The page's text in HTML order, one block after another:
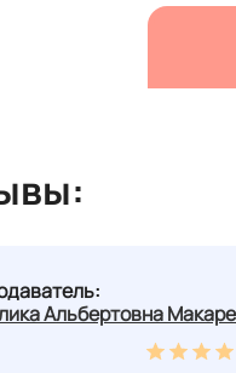
Альбертовна